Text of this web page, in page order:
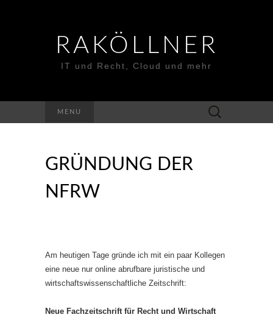
RAKÖLLNER
IT und Recht, Cloud und mehr
MENU
Suchen
nach:
GRÜNDUNG DER
NFRW
Am heutigen Tage gründe ich mit ein paar Kollegen
eine neue nur online abrufbare juristische und
wirtschaftswissenschaftliche Zeitschrift:
Neue Fachzeitschrift für Recht und Wirtschaft